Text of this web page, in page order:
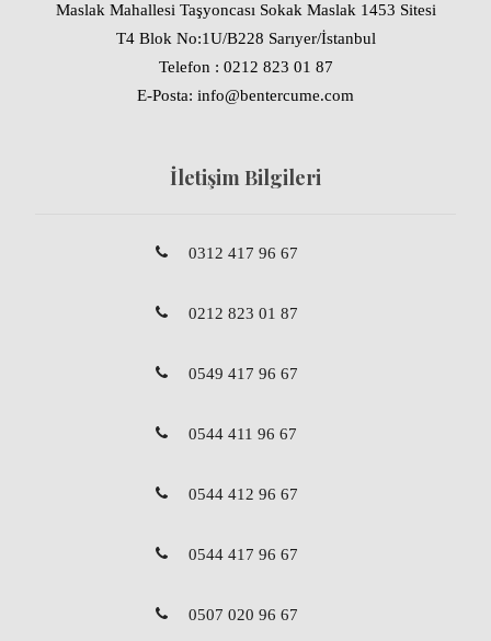
Maslak Mahallesi Taşyoncası Sokak Maslak 1453 Sitesi
T4 Blok No:1U/B228 Sarıyer/İstanbul
Telefon : 0212 823 01 87
E-Posta: info@bentercume.com
İletişim Bilgileri
0312 417 96 67
0212 823 01 87
0549 417 96 67
0544 411 96 67
0544 412 96 67
0544 417 96 67
0507 020 96 67